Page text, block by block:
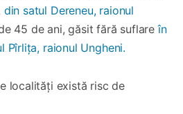
din satul Dereneu, raionul
45 de ani, găsit fără suflareîn
Pîrlița, raionul Ungheni.
localități există risc de